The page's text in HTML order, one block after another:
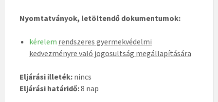
Nyomtatványok, letöltendő dokumentumok:
kérelem rendszeres gyermekvédelmi
kedvezményre való jogosultság megállapítására
Eljárási illeték: nincs
Eljárási határidő:8 nap